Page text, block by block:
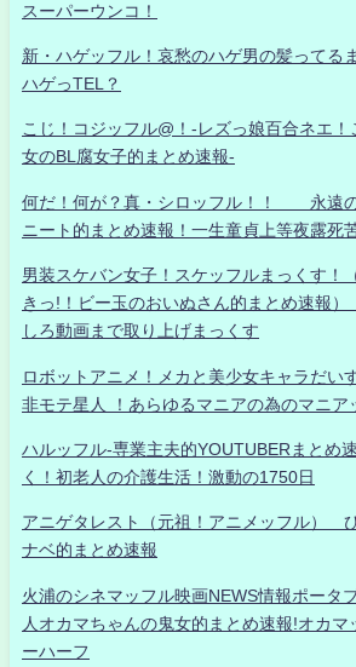
スーパーウンコ！
新・ハゲッフル！哀愁のハゲ男の髪ってる
ハゲっTEL？
こじ！コジッフル@！-レズっ娘百合ネエ
女のBL腐女子的まとめ速報-
何だ！何が？真・シロッフル！！ 永遠
ニート的まとめ速報！一生童貞上等夜露死
男装スケバン女子！スケッフルまっくす！
きっ!！ビー玉のおいぬさん的まとめ速報
しろ動画まで取り上げまっくす
ロボットアニメ！メカと美少女キャラだい
非モテ星人 ！あらゆるマニアの為のマニア
ハルッフル-専業主夫的YOUTUBERまとめ
く！初老人の介護生活！激動の1750日
アニゲタレスト（元祖！アニメッフル）
ナベ的まとめ速報
火浦のシネマッフル映画NEWS情報ポータ
人オカマちゃんの鬼女的まとめ速報!オカ
ーハーフ